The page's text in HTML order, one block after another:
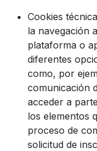
Cookies
la navegación
plataforma o
diferentes
como, por
comunicación
acceder a
los elementos
proceso de
solicitud de